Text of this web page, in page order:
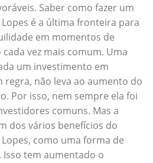
Saber como fazer um
é a última fronteira para
em momentos de
vez mais comum. Uma
um investimento em
não leva ao aumento do
Por isso, nem sempre ela foi
comuns. Mas a
dos vários benefícios do
como uma forma de
tem aumentado o